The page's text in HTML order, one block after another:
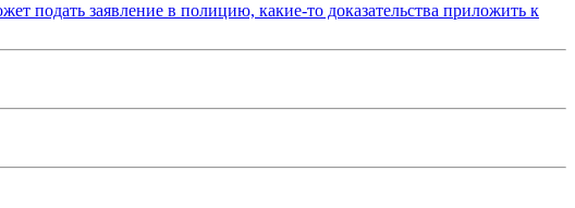
подать заявление в полицию, какие-то доказательства приложить к